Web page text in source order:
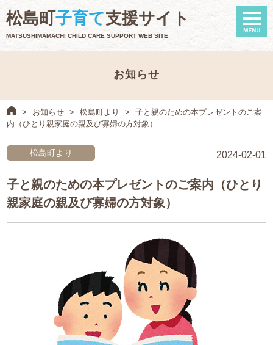
松島町子育て支援サイト
MATSUSHIMAMACHI CHILD CARE SUPPORT WEB SITE
お知らせ
> お知らせ > 松島町より >
子と親のための本プレゼントのご案
内（ひとり親家庭の親及び寡婦の方対象）
2024-02-01
松島町より
子と親のための本プレゼントのご案内（ひとり
親家庭の親及び寡婦の方対象）